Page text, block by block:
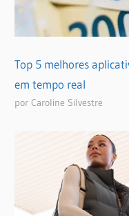
Top 5 melhores
em tempo real
por Caroline Silvestre